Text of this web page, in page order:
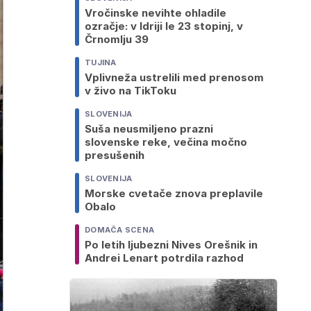
Vročinske nevihte ohladile
ozračje: v Idriji le 23 stopinj, v
Črnomlju 39
TUJINA
Vplivneža ustrelili med prenosom
v živo na TikToku
SLOVENIJA
Suša neusmiljeno prazni
slovenske reke, večina močno
presušenih
SLOVENIJA
Morske cvetače znova preplavile
Obalo
DOMAČA SCENA
Po letih ljubezni Nives Orešnik in
Andrei Lenart potrdila razhod